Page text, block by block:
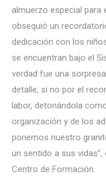
almuerzo especial
obsequió un
dedicación con los
se encuentran bajo el
verdad fue una
detalle, si no por el
labor, detonándola
organización y de los
ponemos nuestro
un sentido a sus
Centro de Formación.